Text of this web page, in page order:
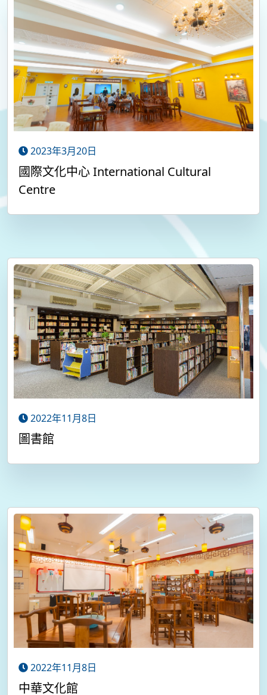
2023年3月20日
國際文化中心 International Cultural
Centre
2022年11月8日
圖書館
2022年11月8日
中華文化館